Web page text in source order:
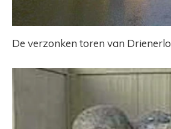
De verzonken toren van Drienerlo